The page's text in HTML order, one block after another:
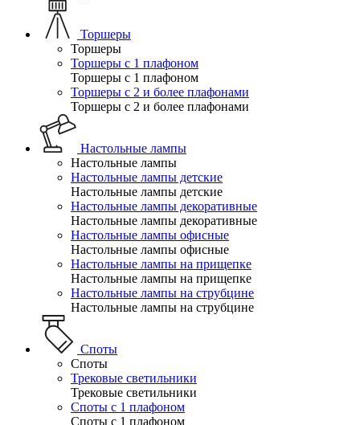
Торшеры
Торшеры
Торшеры с 1 плафоном
Торшеры с 1 плафоном
Торшеры с 2 и более плафонами
Торшеры с 2 и более плафонами
Настольные лампы
Настольные лампы
Настольные лампы детские
Настольные лампы детские
Настольные лампы декоративные
Настольные лампы декоративные
Настольные лампы офисные
Настольные лампы офисные
Настольные лампы на прищепке
Настольные лампы на прищепке
Настольные лампы на струбцине
Настольные лампы на струбцине
Споты
Споты
Трековые светильники
Трековые светильники
Споты с 1 плафоном
Споты с 1 плафоном